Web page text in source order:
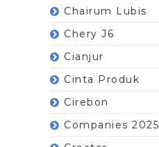
Chairum Lubis
Chery J6
Cianjur
Cinta Produk
Cirebon
Companies 2025